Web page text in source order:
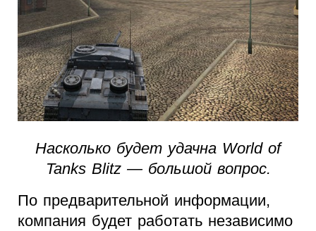
Насколько будет удачна World of
Tanks Blitz — большой вопрос.
По предварительной информации,
компания будет работать независимо